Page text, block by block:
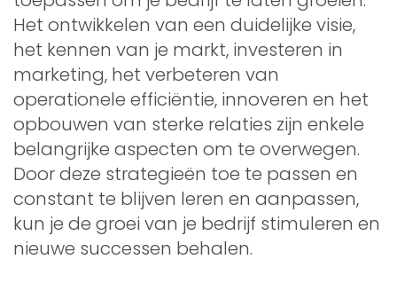
Het ontwikkelen van een duidelijke visie,
het kennen van je markt, investeren in
marketing, het verbeteren van
operationele efficiëntie, innoveren en het
opbouwen van sterke relaties zijn enkele
belangrijke aspecten om te overwegen.
Door deze strategieën toe te passen en
constant te blijven leren en aanpassen,
kun je de groei van je bedrijf stimuleren en
nieuwe successen behalen.